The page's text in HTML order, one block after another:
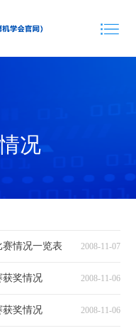
况
情况一览表 2008-11-07
获奖情况 2008-11-06
获奖情况 2008-11-06